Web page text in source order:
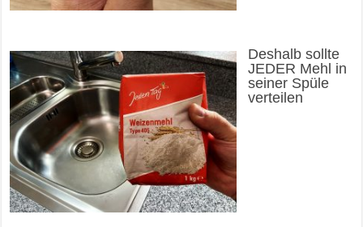
Deshalb sollte
JEDER Mehl in
seiner Spüle
verteilen